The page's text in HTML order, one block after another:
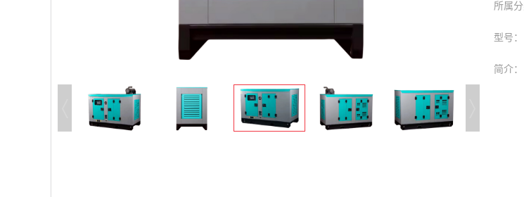
所属分
型号：
简介：